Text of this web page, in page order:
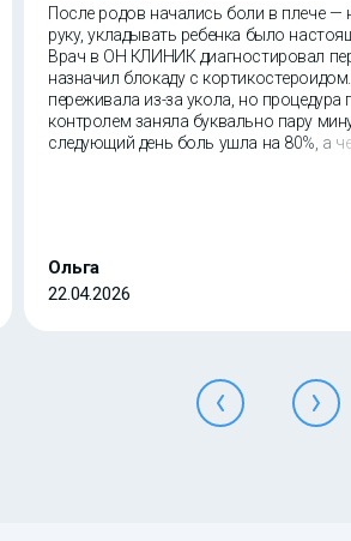
После родов начались боли в плече —
руку, укладывать ребенка было
Врач в ОН КЛИНИК диагностировал
назначил блокаду с
переживала из-за укола, но процедура
контролем заняла буквально пару
следующий день боль ушла на 80%, а
Ольга
22.04.2026